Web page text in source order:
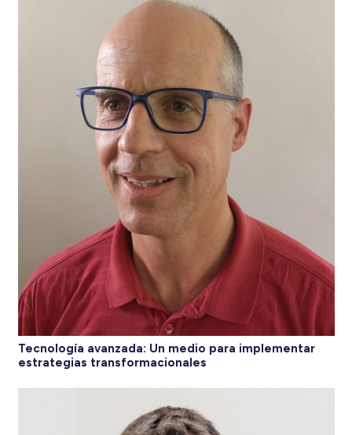
Tecnología avanzada: Un medio para implementar
estrategias transformacionales